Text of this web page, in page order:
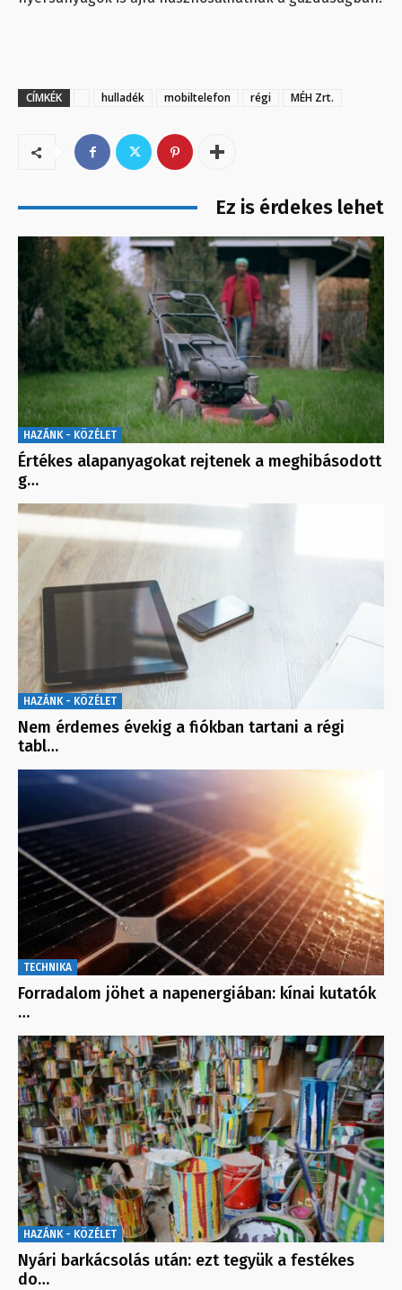
CÍMKÉK hulladék mobiltelefon régi MÉH Zrt.
Ez is érdekes lehet
HAZÁNK - KÖZÉLET
Értékes alapanyagokat rejtenek a meghibásodott
g…
HAZÁNK - KÖZÉLET
Nem érdemes évekig a fiókban tartani a régi
tabl…
TECHNIKA
Forradalom jöhet a napenergiában: kínai kutatók
…
HAZÁNK - KÖZÉLET
Nyári barkácsolás után: ezt tegyük a festékes
do…